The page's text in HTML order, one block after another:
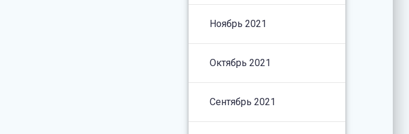
Ноябрь 2021
Октябрь 2021
Сентябрь 2021